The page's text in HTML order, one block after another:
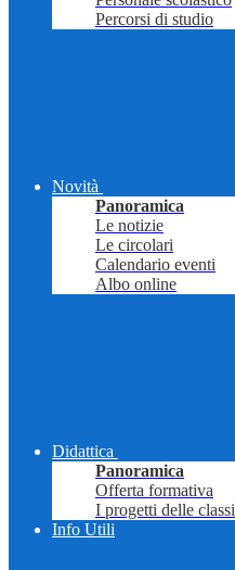
Percorsi di studio
Novità
Panoramica
Le notizie
Le circolari
Calendario eventi
Albo online
Didattica
Panoramica
Offerta formativa
I progetti delle classi
Info Utili